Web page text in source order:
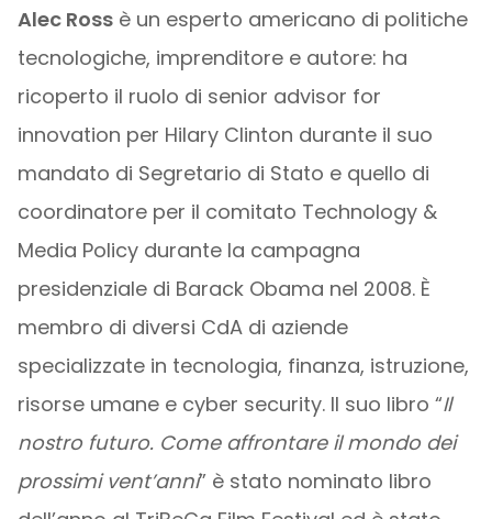
Alec Rossè un esperto americano di politiche
tecnologiche, imprenditore e autore: ha
ricoperto il ruolo di senior advisor for
innovation per Hilary Clinton durante il suo
mandato di Segretario di Stato e quello di
coordinatore per il comitato Technology &
Media Policy durante la campagna
presidenziale di Barack Obama nel 2008. È
membro di diversi CdA di aziende
specializzate in tecnologia, finanza, istruzione,
risorse umane e cyber security. Il suo libro “Il
nostro futuro. Come affrontare il mondo dei
prossimi vent’anni” è stato nominato libro